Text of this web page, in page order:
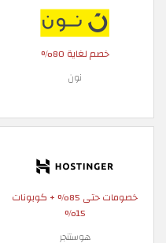
خصم لغاية 80%
نون
خصومات حتى 85% + كوبونات
15%
هوستنجر